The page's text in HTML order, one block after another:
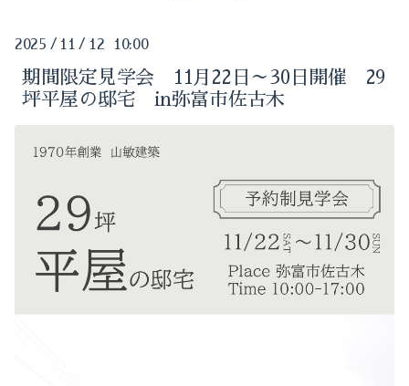
2024-03（1）
2024-01（1）
2023-10（2）
2025-05（1）
2024-10（1）
2024-09（1）
2024-08（1）
2025 / 11 / 12 10:00
期間限定見学会 11月22日～30日開催 29
坪平屋の邸宅 in弥富市佐古木